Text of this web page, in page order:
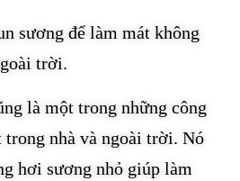
sương để làm mát không
trời.
là một trong những công
trong nhà và ngoài trời. Nó
hơi sương nhỏ giúp làm